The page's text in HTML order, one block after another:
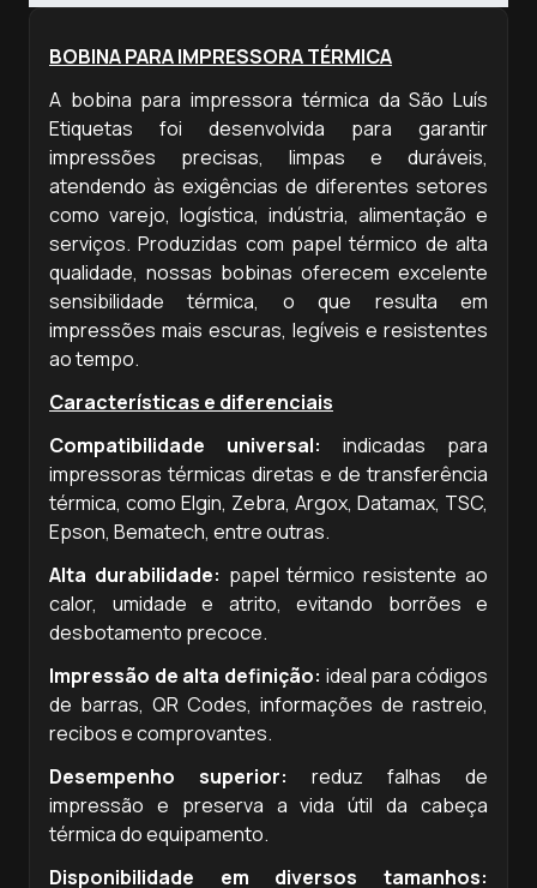
BOBINA PARA IMPRESSORA TÉRMICA
A bobina para impressora térmica da São Luís
Etiquetas foi desenvolvida para garantir
impressões precisas, limpas e duráveis,
atendendo às exigências de diferentes setores
como varejo, logística, indústria, alimentação e
serviços. Produzidas com papel térmico de alta
qualidade, nossas bobinas oferecem excelente
sensibilidade térmica, o que resulta em
impressões mais escuras, legíveis e resistentes
ao tempo.
Características e diferenciais
Compatibilidade universal: indicadas para
impressoras térmicas diretas e de transferência
térmica, como Elgin, Zebra, Argox, Datamax, TSC,
Epson, Bematech, entre outras.
Alta durabilidade: papel térmico resistente ao
calor, umidade e atrito, evitando borrões e
desbotamento precoce.
Impressão de alta definição: ideal para códigos
de barras, QR Codes, informações de rastreio,
recibos e comprovantes.
Desempenho superior: reduz falhas de
impressão e preserva a vida útil da cabeça
térmica do equipamento.
Disponibilidade em diversos tamanhos: